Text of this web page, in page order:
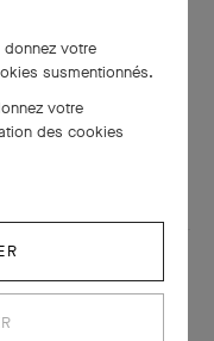
donnez votre
susmentionnés.
votre
des cookies